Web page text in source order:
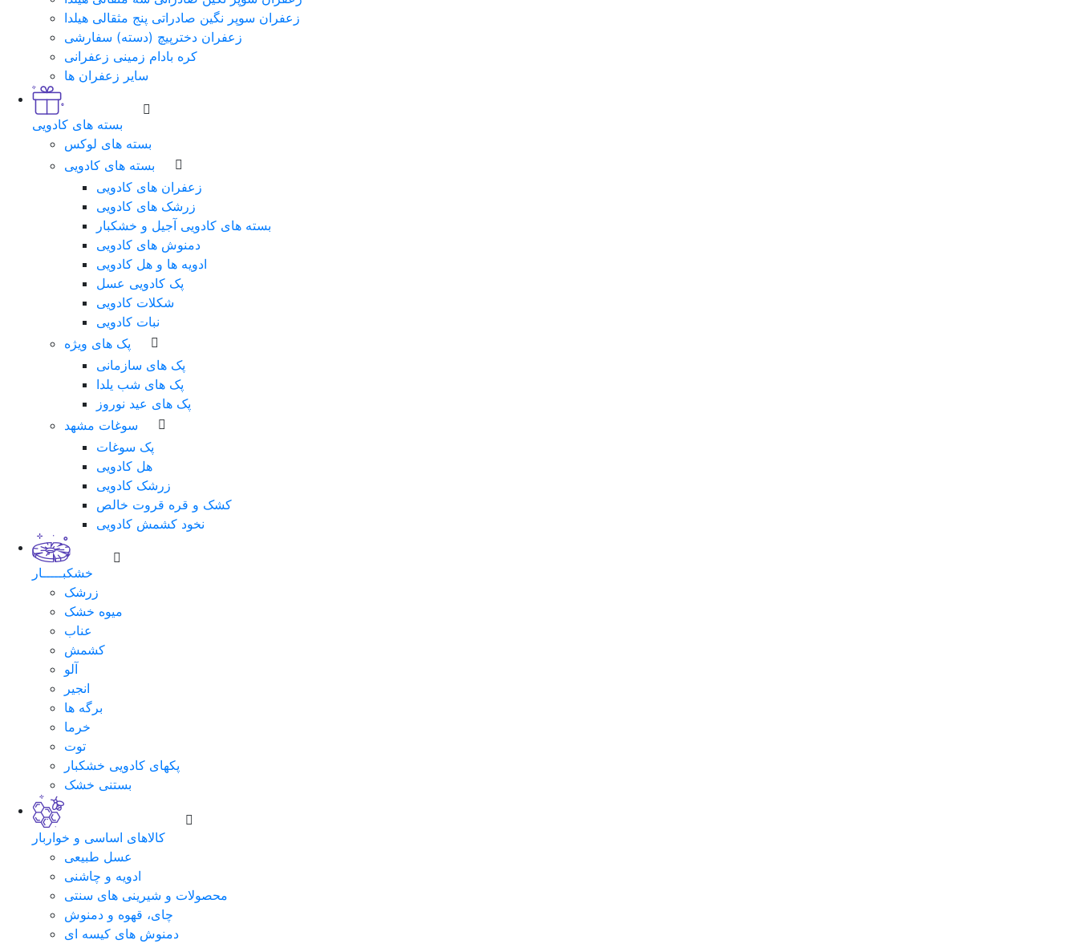
زعفران سوپر نگین صادراتی پنج مثقالی هیلدا
زعفران دخترپیچ (دسته) سفارشی
کره بادام زمینی زعفرانی
سایر زعفران ها
بسته های کادویی
بسته های لوکس
بسته های کادویی
زعفران های کادویی
زرشک های کادویی
بسته های کادویی آجیل و خشکبار
دمنوش های کادویی
ادویه ها و هل کادویی
پک کادویی عسل
شکلات کادویی
نبات کادویی
پک های ویژه
پک های سازمانی
پک های شب یلدا
پک های عید نوروز
سوغات مشهد
پک سوغات
هل کادویی
زرشک کادویی
کشک و قره قروت خالص
نخود کشمش کادویی
خشکبـــــار
زرشک
میوه خشک
عناب
کشمش
آلو
انجیر
برگه ها
خرما
توت
پکهای کادویی خشکبار
بستنی خشک
کالاهای اساسی و خواربار
عسل طبیعی
ادویه و چاشنی
محصولات و شیرینی های سنتی
چای، قهوه و دمنوش
دمنوش های کیسه ای